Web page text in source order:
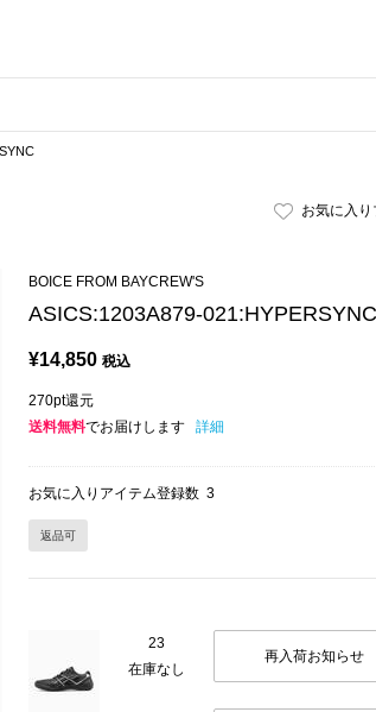
お気に入
BOICE FROM BAYCREW'S
ASICS:1203A879-021:HYPERSYNC
¥14,850 税込
270pt還元
送料無料でお届けします 詳細
お気に入りアイテム登録数 3
返品可
23
在庫なし
再入荷お知らせ